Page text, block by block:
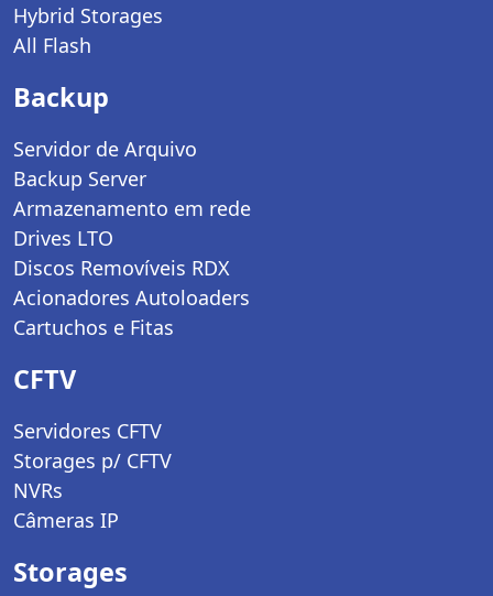
Hybrid Storages
All Flash
Backup
Servidor de Arquivo
Backup Server
Armazenamento em rede
Drives LTO
Discos Removíveis RDX
Acionadores Autoloaders
Cartuchos e Fitas
CFTV
Servidores CFTV
Storages p/ CFTV
NVRs
Câmeras IP
Storages